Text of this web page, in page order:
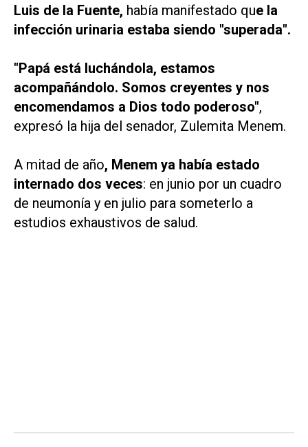
Luis de la Fuente, había manifestado que la
infección urinaria estaba siendo "superada".
"Papá está luchándola, estamos
acompañándolo. Somos creyentes y nos
encomendamos a Dios todo poderoso",
expresó la hija del senador, Zulemita Menem.
A mitad de año, Menem ya había estado
internado dos veces: en junio por un cuadro
de neumonía y en julio para someterlo a
estudios exhaustivos de salud.